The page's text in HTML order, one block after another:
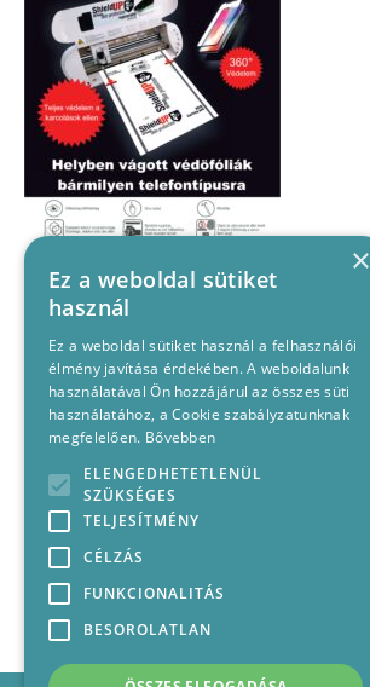
×
Ez a weboldal sütiket
használ
Ez a weboldal sütiket használ a felhasználói
élmény javítása érdekében. A weboldalunk
használatával Ön hozzájárul az összes süti
használatához, a Cookie szabályzatunknak
megfelelően. Bővebben
ELENGEDHETETLENÜL
SZÜKSÉGES
TELJESÍTMÉNY
CÉLZÁS
FUNKCIONALITÁS
BESOROLATLAN